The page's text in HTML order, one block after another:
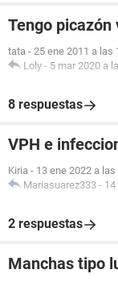
Tengo picazón
tata - 25 ene 2011 a las
Loly - 5 mar 2020 a
8 respuestas
VPH e
Kiria - 13 ene 2022 a las
Mariasuarez333 -
2 respuestas
Manchas tipo